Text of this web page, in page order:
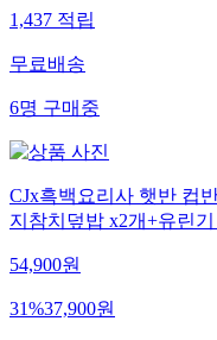
1,437적립
무료배송
6명구매중
CJx흑백요리사 햇반 컵
지참치덮밥 x2개+유린
54,900원
31%37,900원